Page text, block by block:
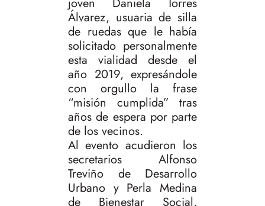
Álvarez, usuaria de silla
de ruedas que le había
solicitado personalmente
esta vialidad desde el
año 2019, expresándole
con orgullo la frase
“misión cumplida” tras
años de espera por parte
de los vecinos.
Al evento acudieron los
secretarios Alfonso
Treviño de Desarrollo
Urbano y Perla Medina
de Bienestar Social,